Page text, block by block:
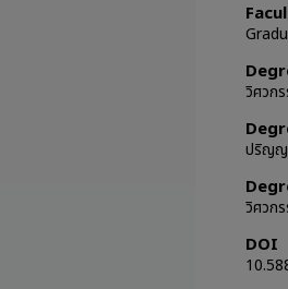
วิศวก
ปริญญ
วิศวก
DOI